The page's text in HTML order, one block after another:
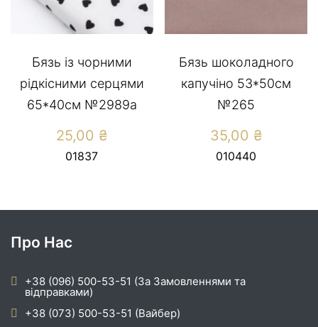
Бязь із чорними
рідкісними серцями
65*40см №2989а
25,00 ₴
01837
Бязь шоколадного
капучіно 53*50см
№265
35,00 ₴
010440
Про Нас
+38 (096) 500-53-51 (За Замовленнями та
відправками)
+38 (073) 500-53-51 (Вайбер)